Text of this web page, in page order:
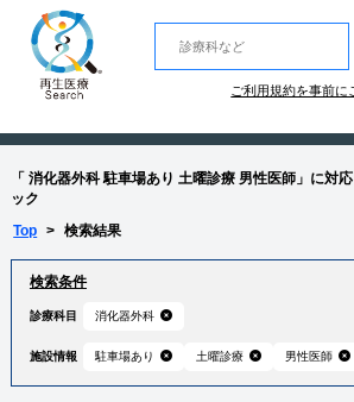
ご利用規約を事前に
「 消化器外科 駐車場あり 土曜診療 男性医師」に対
ック
Top > 検索結果
検索条件
診療科目 消化器外科
施設情報 駐車場あり 土曜診療 男性医師